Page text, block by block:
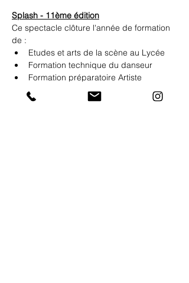
Splash - 11ème édition
Ce spectacle clôture l'année de formation
de :
Etudes et arts de la scène au Lycée
Formation technique du danseur
Formation préparatoire Artiste
Interprète de Music-hall
Avec la troupe "Graines d'Artistes" (Quai